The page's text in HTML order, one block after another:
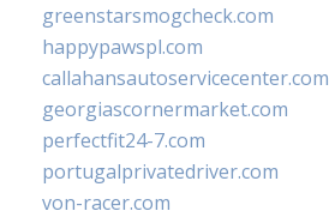
greenstarsmogcheck.com
happypawspl.com
callahansautoservicecenter.com
georgiascornermarket.com
perfectfit24-7.com
portugalprivatedriver.com
von-racer.com